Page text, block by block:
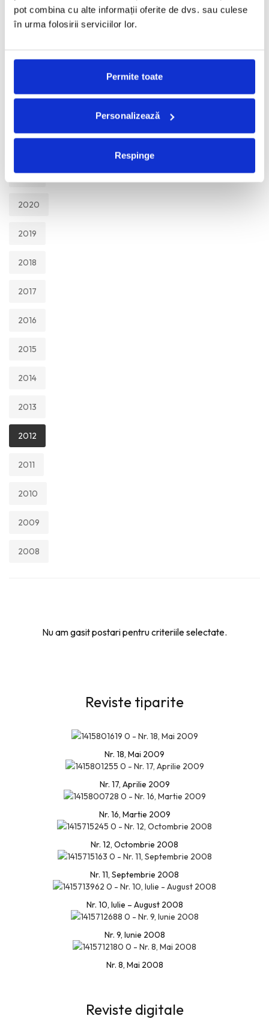
pot combina cu alte informații oferite de dvs. sau culese
în urma folosirii serviciilor lor.
Permite toate
Personalizează
Respinge
2026
2025
2021
2020
2019
2018
2017
2016
2015
2014
2013
2012
2011
2010
2009
2008
Nu am gasit postari pentru criteriile selectate.
Reviste tiparite
Nr. 18, Mai 2009
Nr. 17, Aprilie 2009
Nr. 16, Martie 2009
Nr. 12, Octombrie 2008
Nr. 11, Septembrie 2008
Nr. 10, Iulie – August 2008
Nr. 9, Iunie 2008
Nr. 8, Mai 2008
Reviste digitale